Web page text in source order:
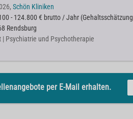
Schön Kliniken
- 124.800 € brutto / Jahr (Gehaltsschätzung
Rendsburg
| Psychiatrie und Psychotherapie
per E-Mail erhalten.